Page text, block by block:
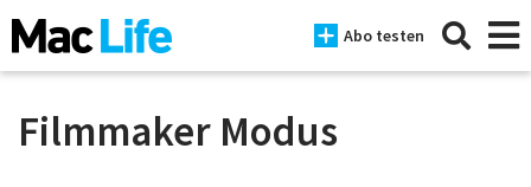
Abo testen
Filmmaker Modus